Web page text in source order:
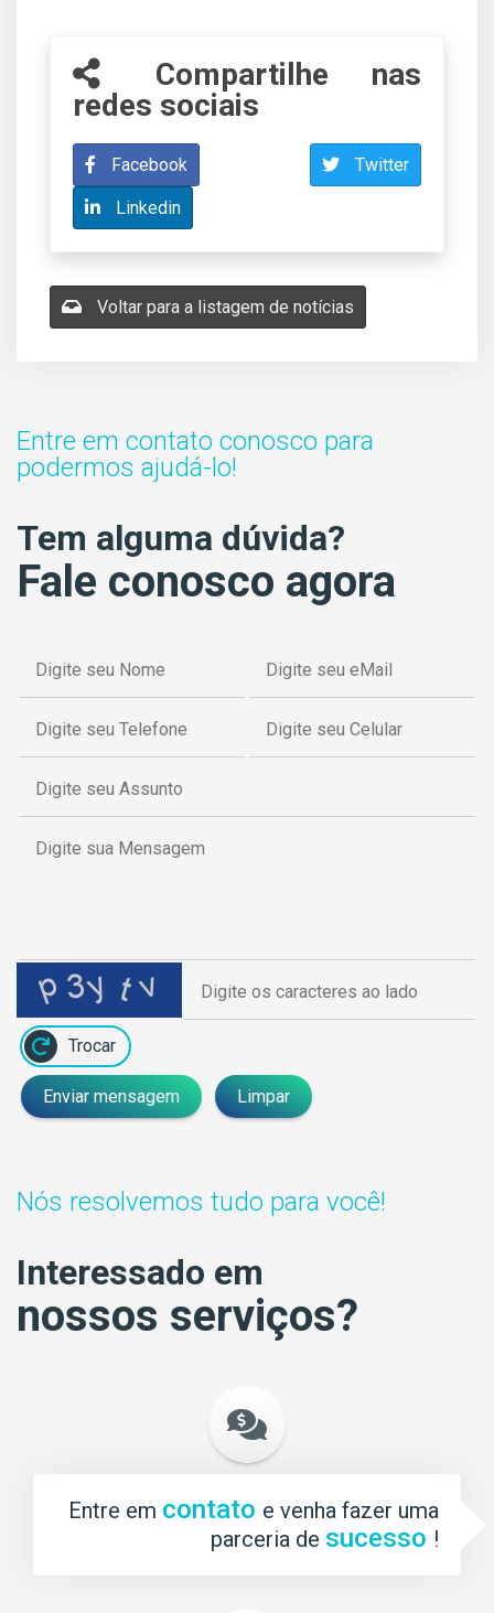
Compartilhe nas
redes sociais
Facebook Twitter
Linkedin
Voltar para a listagem de notícias
Entre em contato conosco para
podermos ajudá-lo!
Tem alguma dúvida?
Fale conosco agora
Trocar
Enviar mensagem Limpar
Nós resolvemos tudo para você!
Interessado em
nossos serviços?
Entre em contato e venha fazer uma
parceria de sucesso !